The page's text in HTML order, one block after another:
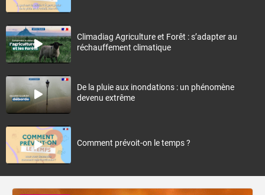
Climadiag Agriculture et Forêt : s’adapter au
réchauffement climatique
De la pluie aux inondations : un phénomène
devenu extrême
Comment prévoit-on le temps ?